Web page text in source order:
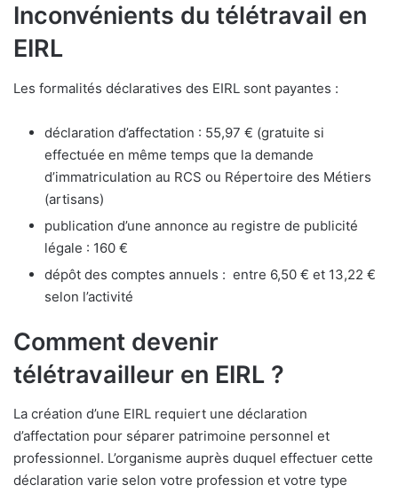
Inconvénients du télétravail en
EIRL
Les formalités déclaratives des EIRL sont payantes :
déclaration d’affectation : 55,97 € (gratuite si
effectuée en même temps que la demande
d’immatriculation au RCS ou Répertoire des Métiers
(artisans)
publication d’une annonce au registre de publicité
légale : 160 €
dépôt des comptes annuels : entre 6,50 € et 13,22 €
selon l’activité
Comment devenir
télétravailleur en EIRL ?
La création d’une EIRL requiert une déclaration
d’affectation pour séparer patrimoine personnel et
professionnel. L’organisme auprès duquel effectuer cette
déclaration varie selon votre profession et votre type